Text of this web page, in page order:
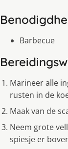
Barbecue
Marineer alle
rusten in de
Maak van de
Neem grote
spiesje er